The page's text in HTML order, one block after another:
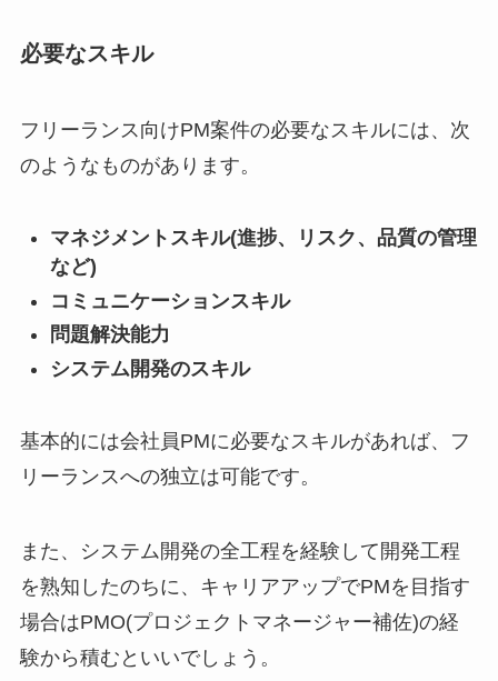
必要なスキル
フリーランス向けPM案件の必要なスキルには、次
のようなものがあります。
マネジメントスキル(進捗、リスク、品質の管理
など)
コミュニケーションスキル
問題解決能力
システム開発のスキル
基本的には会社員PMに必要なスキルがあれば、フ
リーランスへの独立は可能です。
また、システム開発の全工程を経験して開発工程
を熟知したのちに、キャリアアップでPMを目指す
場合はPMO(プロジェクトマネージャー補佐)の経
験から積むといいでしょう。